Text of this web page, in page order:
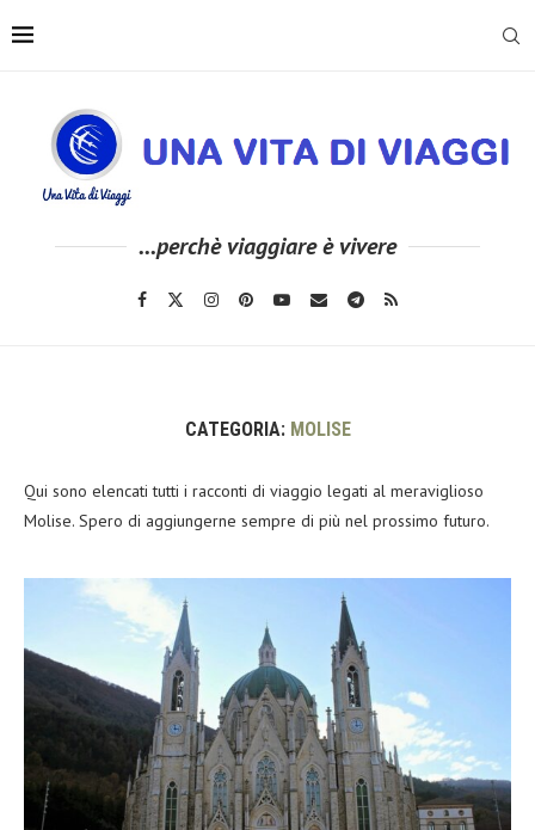
...perchè viaggiare è vivere
CATEGORIA: MOLISE
Qui sono elencati tutti i racconti di viaggio legati al meraviglioso
Molise. Spero di aggiungerne sempre di più nel prossimo futuro.